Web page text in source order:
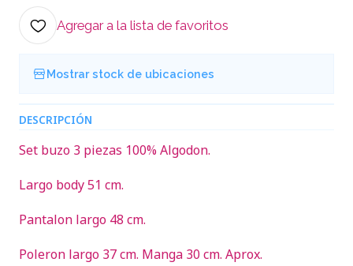
Agregar a la lista de favoritos
Mostrar stock de ubicaciones
DESCRIPCIÓN
Set buzo 3 piezas 100% Algodon.
Largo body 51 cm.
Pantalon largo 48 cm.
Poleron largo 37 cm. Manga 30 cm. Aprox.